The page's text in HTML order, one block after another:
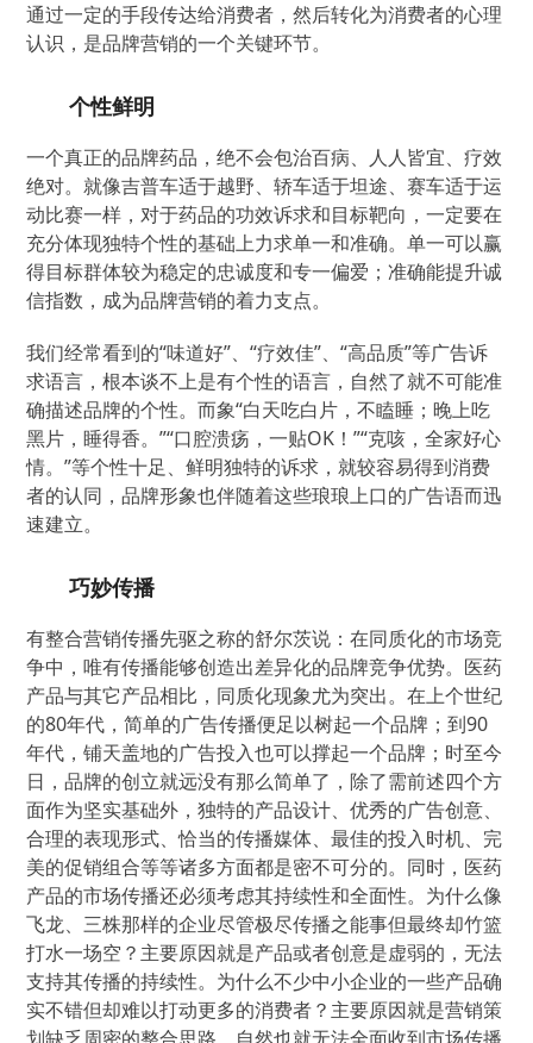
通过一定的手段传达给消费者，然后转化为消费者的心理
认识，是品牌营销的一个关键环节。
个性鲜明
一个真正的品牌药品，绝不会包治百病、人人皆宜、疗效
绝对。就像吉普车适于越野、轿车适于坦途、赛车适于运
动比赛一样，对于药品的功效诉求和目标靶向，一定要在
充分体现独特个性的基础上力求单一和准确。单一可以赢
得目标群体较为稳定的忠诚度和专一偏爱；准确能提升诚
信指数，成为品牌营销的着力支点。
我们经常看到的“味道好”、“疗效佳”、“高品质”等广告诉
求语言，根本谈不上是有个性的语言，自然了就不可能准
确描述品牌的个性。而象“白天吃白片，不瞌睡；晚上吃
黑片，睡得香。”“口腔溃疡，一贴OK！”“克咳，全家好心
情。”等个性十足、鲜明独特的诉求，就较容易得到消费
者的认同，品牌形象也伴随着这些琅琅上口的广告语而迅
速建立。
巧妙传播
有整合营销传播先驱之称的舒尔茨说：在同质化的市场竞
争中，唯有传播能够创造出差异化的品牌竞争优势。医药
产品与其它产品相比，同质化现象尤为突出。在上个世纪
的80年代，简单的广告传播便足以树起一个品牌；到90
年代，铺天盖地的广告投入也可以撑起一个品牌；时至今
日，品牌的创立就远没有那么简单了，除了需前述四个方
面作为坚实基础外，独特的产品设计、优秀的广告创意、
合理的表现形式、恰当的传播媒体、最佳的投入时机、完
美的促销组合等等诸多方面都是密不可分的。同时，医药
产品的市场传播还必须考虑其持续性和全面性。为什么像
飞龙、三株那样的企业尽管极尽传播之能事但最终却竹篮
打水一场空？主要原因就是产品或者创意是虚弱的，无法
支持其传播的持续性。为什么不少中小企业的一些产品确
实不错但却难以打动更多的消费者？主要原因就是营销策